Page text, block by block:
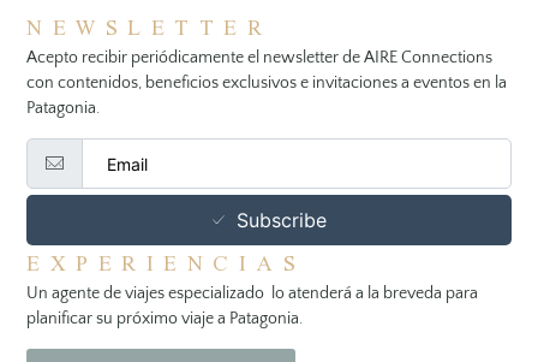
NEWSLETTER
Acepto recibir periódicamente el newsletter de AIRE Connections
con contenidos, beneficios exclusivos e invitaciones a eventos en la
Patagonia.
Subscribe
EXPERIENCIAS
Un agente de viajes especializado lo atenderá a la breveda para
planificar su próximo viaje a Patagonia.